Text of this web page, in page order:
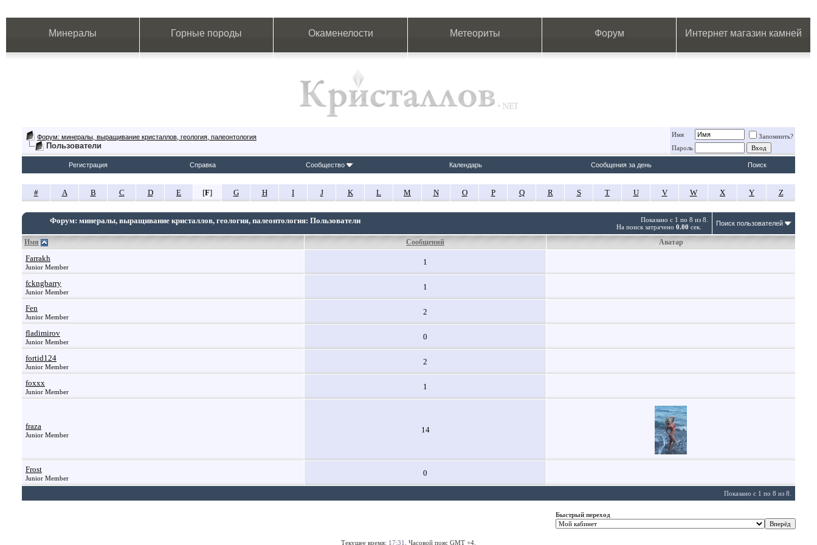
Минералы Горные породы Окаменелости Метеориты Форум Интернет магазин камней
Форум: минералы, выращивание кристаллов, геология, палеонтология
Пользователи
Имя
Запомнить?
Пароль
Регистрация Справка Сообщество Календарь Сообщения за день Поиск
# A B C D E [F] G H I J K L M N O P Q R S T U V W X Y Z
Показано с 1 по 8 из 8.
На поиск затрачено 0.00 сек.
Форум: минералы, выращивание кристаллов, геология, палеонтология: Пользователи Поиск пользователей
Имя Сообщений Аватар
Farrakh
Junior Member
1
fckngbarry
Junior Member
1
Fen
Junior Member
2
fladimirov
Junior Member
0
fortid124
Junior Member
2
foxxx
Junior Member
1
fraza
Junior Member
14
Frost
Junior Member
0
Показано с 1 по 8 из 8.
Быстрый переход
Текущее время: 17:31 . Часовой пояс GMT +4.